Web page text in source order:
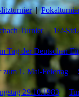
Turnier 1/2-
Tag der Deutschen
1. Mai-Feiertag
29.10.1983